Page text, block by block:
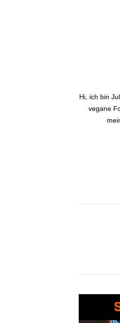
Hi, ich bin
vegane